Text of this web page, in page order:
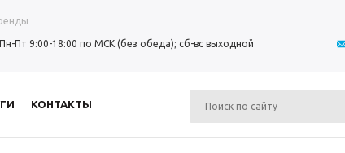
Пн-Пт 9:00-18:00 по МСК (без обеда); сб-вс выходной
КОНТАКТЫ